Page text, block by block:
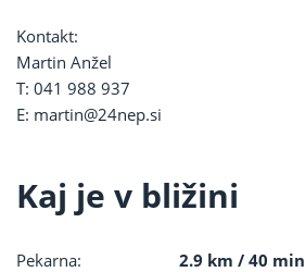
Kontakt:
Martin Anžel
T: 041 988 937
E: martin@24nep.si
Kaj je v bližini
Pekarna:
2.9 km / 40 min